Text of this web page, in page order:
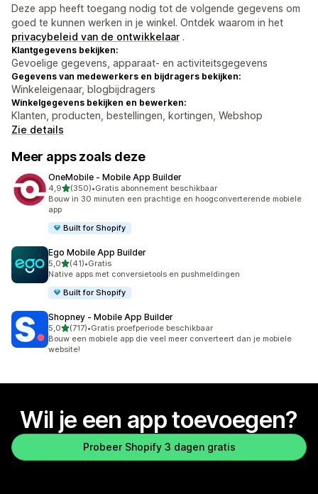
Deze app heeft toegang nodig tot de volgende gegevens om
goed te kunnen werken in je winkel. Ontdek waarom in het
privacybeleid van de ontwikkelaar .
Klantgegevens bekijken:
Gevoelige gegevens, apparaat- en activiteitsgegevens
Gegevens van medewerkers en bijdragers bekijken:
Winkeleigenaar, blogbijdragers
Winkelgegevens bekijken en bewerken:
Klanten, producten, bestellingen, kortingen, Webshop
Zie details
Meer apps zoals deze
OneMobile ‑ Mobile App Builder
4,9van 5 sterren
(350)
350 recensies in totaal
•Gratis abonnement beschikbaar
Bouw in 30 minuten een prachtige en hoogconverterende mobiele
app
Built for Shopify
Ego Mobile App Builder
5,0van 5 sterren
(41)
41 recensies in totaal
•Gratis
Native apps met conversietools en pushmeldingen
Built for Shopify
Shopney ‑ Mobile App Builder
5,0van 5 sterren
(717)
717 recensies in totaal
•Gratis proefperiode beschikbaar
Bouw een mobiele app die veel meer converteert dan je mobiele
website!
Wil je een app toevoegen?
Probeer Shopify 3 dagen gratis